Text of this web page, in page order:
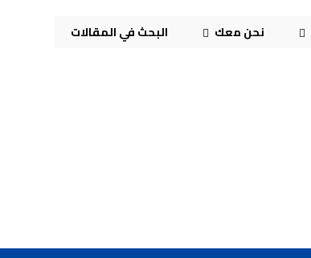
نحن معك البحث في المقالات